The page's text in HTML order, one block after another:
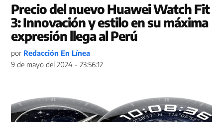
Precio del nuevo Huawei Watch Fit
3: Innovación y estilo en su máxima
expresión llega al Perú
por Redacción En Línea
9 de mayo del 2024 - 23:56:12